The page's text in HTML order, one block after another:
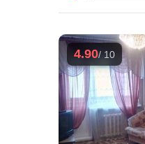
4.90/ 10